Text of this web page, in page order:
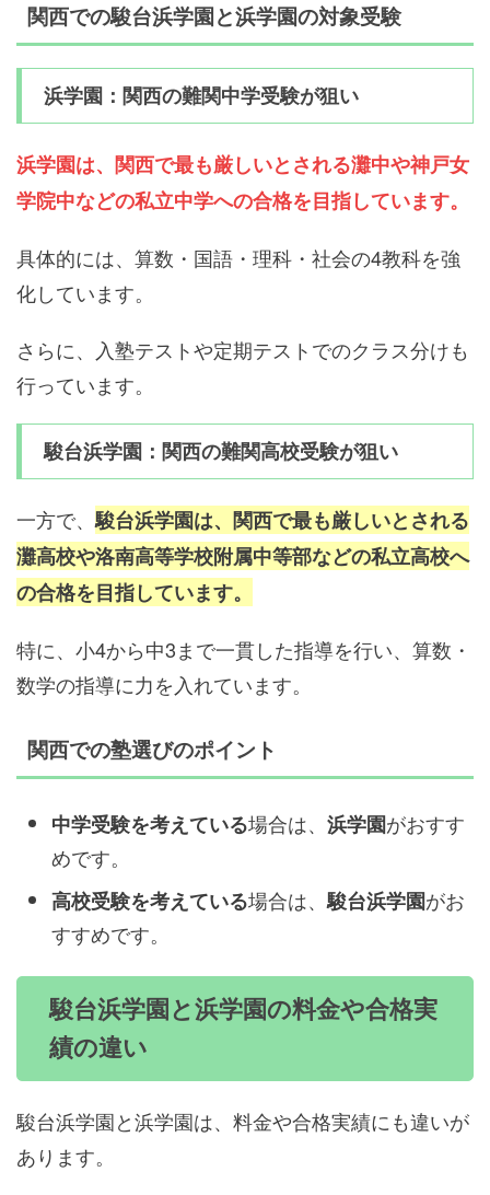
関西での駿台浜学園と浜学園の対象受験
浜学園：関西の難関中学受験が狙い
浜学園は、関西で最も厳しいとされる灘中や神戸女
学院中などの私立中学への合格を目指しています。
具体的には、算数・国語・理科・社会の4教科を強
化しています。
さらに、入塾テストや定期テストでのクラス分けも
行っています。
駿台浜学園：関西の難関高校受験が狙い
一方で、駿台浜学園は、関西で最も厳しいとされる
灘高校や洛南高等学校附属中等部などの私立高校へ
の合格を目指しています。
特に、小4から中3まで一貫した指導を行い、算数・
数学の指導に力を入れています。
関西での塾選びのポイント
中学受験を考えている場合は、 浜学園がおすす
めです。
高校受験を考えている場合は、駿台浜学園がお
すすめです。
駿台浜学園と浜学園の料金や合格実
績の違い
駿台浜学園と浜学園は、料金や合格実績にも違いが
あります。